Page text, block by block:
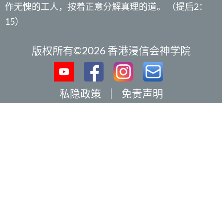
作无愧的工人，按着正意分解真理的道。 （提后2：
15）
版权所有©2026 香港浸信会神学院
私隐政策 免责声明